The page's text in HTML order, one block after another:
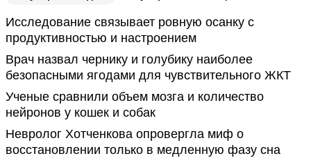
Исследование связывает ровную осанку с
продуктивностью и настроением
Врач назвал чернику и голубику наиболее
безопасными ягодами для чувствительного ЖКТ
Ученые сравнили объем мозга и количество
нейронов у кошек и собак
Невролог Хотченкова опровергла миф о
восстановлении только в медленную фазу сна